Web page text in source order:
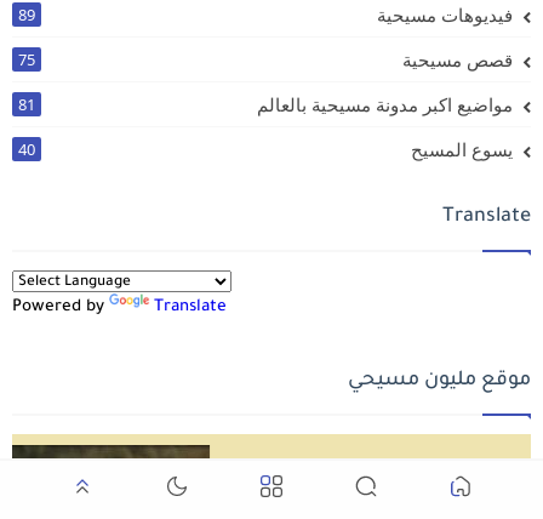
فيديوهات مسيحية 89
قصص مسيحية 75
مواضيع اكبر مدونة مسيحية بالعالم 81
يسوع المسيح 40
Translate
Powered by Translate
موقع مليون مسيحي